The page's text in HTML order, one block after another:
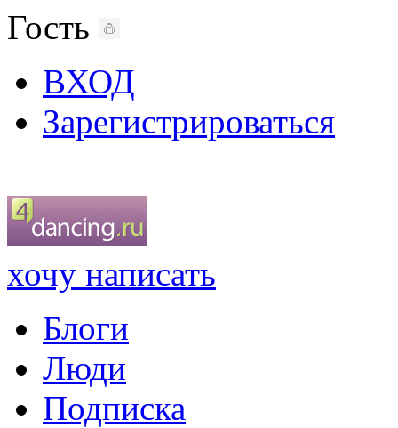
Гость
ВХОД
Зарегистрироваться
хочу написать
Блоги
Люди
Подписка